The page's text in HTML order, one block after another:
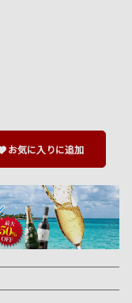
お気に入りに追加